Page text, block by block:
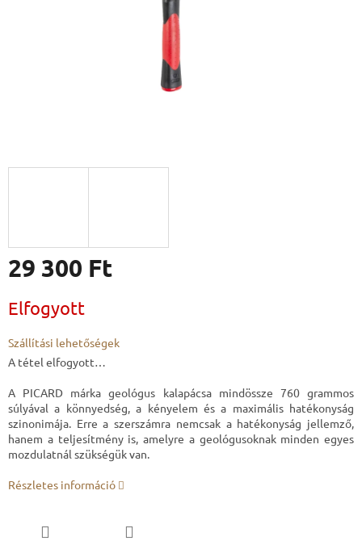
29 300 Ft
Elfogyott
Szállítási lehetőségek
A tétel elfogyott…
A PICARD márka geológus kalapácsa mindössze 760 grammos
súlyával a könnyedség, a kényelem és a maximális hatékonyság
szinonimája. Erre a szerszámra nemcsak a hatékonyság jellemző,
hanem a teljesítmény is, amelyre a geológusoknak minden egyes
mozdulatnál szükségük van.
Részletes információ